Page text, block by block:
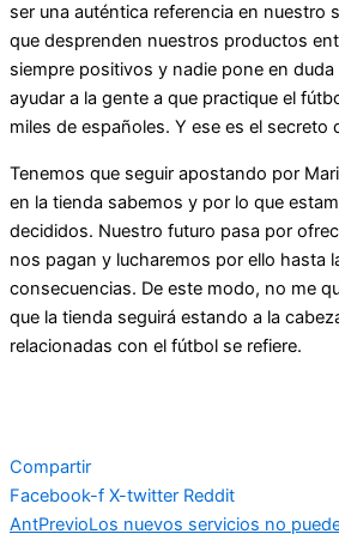
ser una auténtica referencia en nuestro
que desprenden nuestros productos
siempre positivos y nadie pone en
ayudar a la gente a que practique el
miles de españoles. Y ese es el secreto
Tenemos que seguir apostando por
en la tienda sabemos y por lo que
decididos. Nuestro futuro pasa por
nos pagan y lucharemos por ello hasta
consecuencias. De este modo, no me
que la tienda seguirá estando a la
relacionadas con el fútbol se refiere.
Compartir
Facebook-f X-twitter Reddit
AntPrevioLos nuevos servicios no